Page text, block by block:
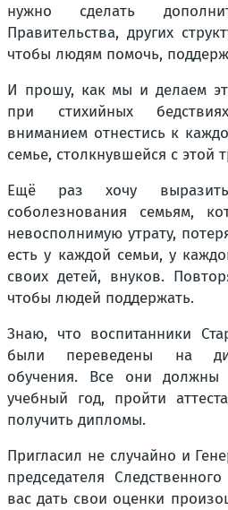
нужно сделать
Правительства, других
чтобы людям помочь,
И прошу, как мы и делаем
при стихийных
вниманием отнестись к
семье, столкнувшейся с этой
Ещё раз хочу
соболезнования семьям,
невосполнимую утрату,
есть у каждой семьи, у
своих детей, внуков.
чтобы людей поддержать.
Знаю, что воспитанники
были переведены на
обучения. Все они должны
учебный год, пройти
получить дипломы.
Пригласил не случайно и
председателя
вас дать свои оценки